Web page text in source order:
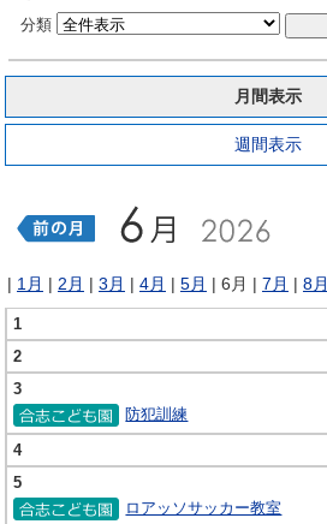
分類
月間表示
週間表示
| 1月 | 2月 | 3月 | 4月 | 5月 | 6月 | 7月 | 8月
1
2
3
防犯訓練
4
5
ロアッソサッカー教室